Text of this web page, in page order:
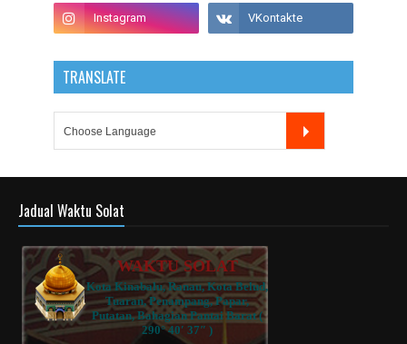
TRANSLATE
Jadual Waktu Solat